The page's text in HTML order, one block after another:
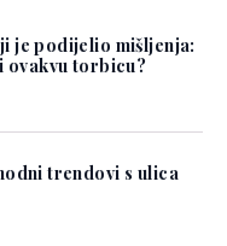
je podijelio mišljenja:
ovakvu torbicu?
trendovi s ulica